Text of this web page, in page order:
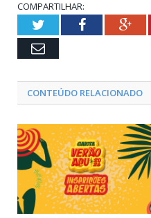
COMPARTILHAR:
TwitterFacebook
Email
CONTEÚDO RELACIONADO